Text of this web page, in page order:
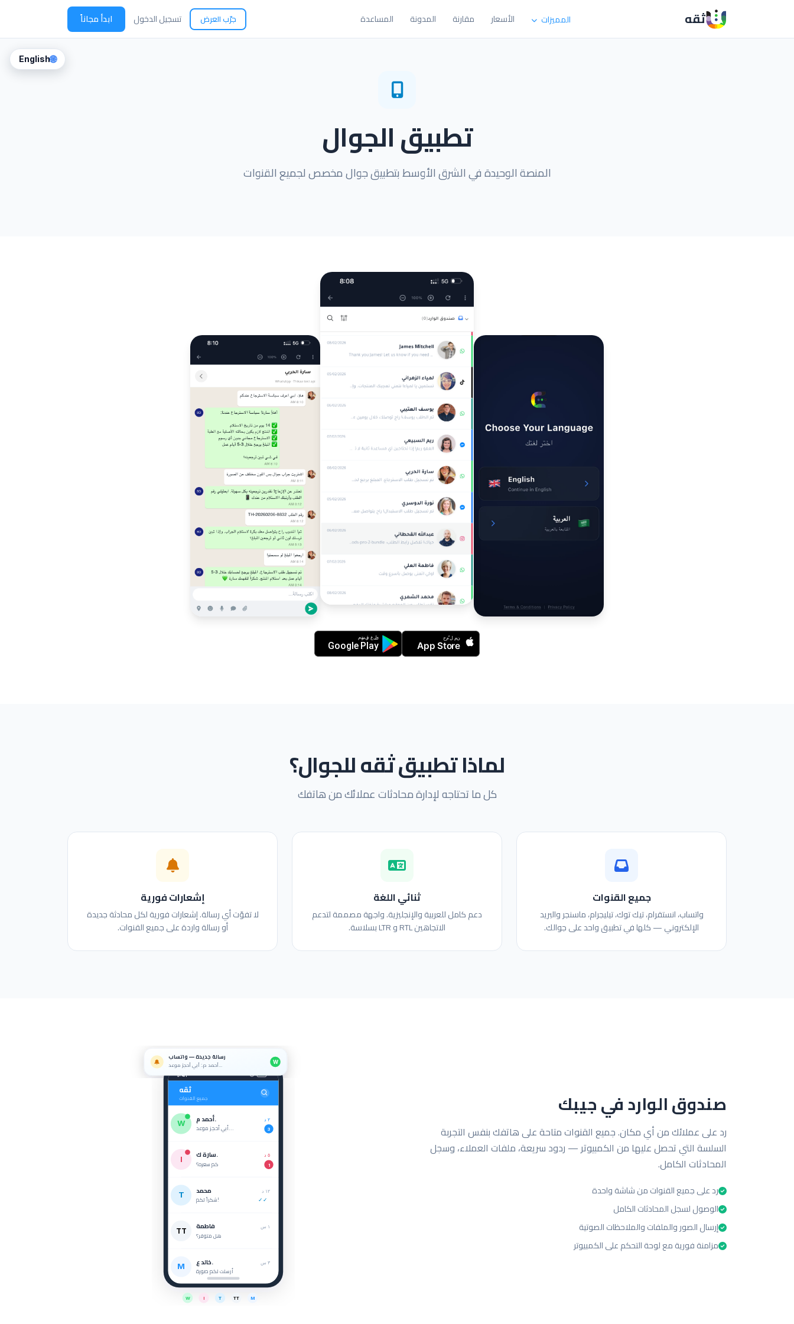
ثقه المميزات الأسعار مقارنة المدونة المساعدة جرّب العرض تسجيل الدخول ابدأ مجاناً
تطبيق الجوال
المنصة الوحيدة في الشرق الأوسط بتطبيق جوال مخصص لجميع القنوات
لماذا تطبيق ثقه للجوال؟
كل ما تحتاجه لإدارة محادثات عملائك من هاتفك
جميع القنوات
واتساب، انستقرام، تيك توك، تيليجرام، ماسنجر والبريد
الإلكتروني — كلها في تطبيق واحد على جوالك.
ثنائي اللغة
دعم كامل للعربية والإنجليزية. واجهة مصممة لتدعم
الاتجاهين RTL و LTR بسلاسة.
إشعارات فورية
لا تفوّت أي رسالة. إشعارات فورية لكل محادثة جديدة
أو رسالة واردة على جميع القنوات.
صندوق الوارد في جيبك
رد على عملائك من أي مكان. جميع القنوات متاحة على هاتفك بنفس التجربة
السلسة التي تحصل عليها من الكمبيوتر — ردود سريعة، ملفات العملاء، وسجل
المحادثات الكامل.
رد على جميع القنوات من شاشة واحدة
الوصول لسجل المحادثات الكامل
إرسال الصور والملفات والملاحظات الصوتية
مزامنة فورية مع لوحة التحكم على الكمبيوتر
9:41
ثقه
جميع القنوات
W أحمد م.
أبي أحجز موعد...
٢ د
3
I سارة ك.
كم سعره؟
٥ د
1
T محمد
شكراً لكم!
١٢ د
✓✓
TT
فاطمة
هل متوفر؟
١ س
M خالد ع.
أرسلت لكم صورة
٣ س
🔔
رسالة جديدة — واتساب
أحمد م.: أبي أحجز موعد... W
W I T TT M
🌐
English